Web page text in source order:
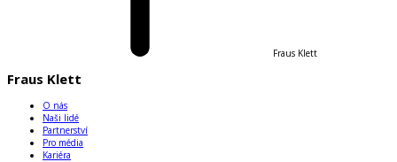
Fraus Klett
Fraus Klett
O nás
Naši lidé
Partnerství
Pro média
Kariéra